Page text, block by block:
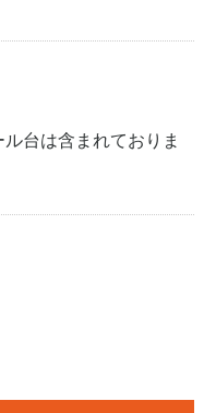
台は含まれておりま